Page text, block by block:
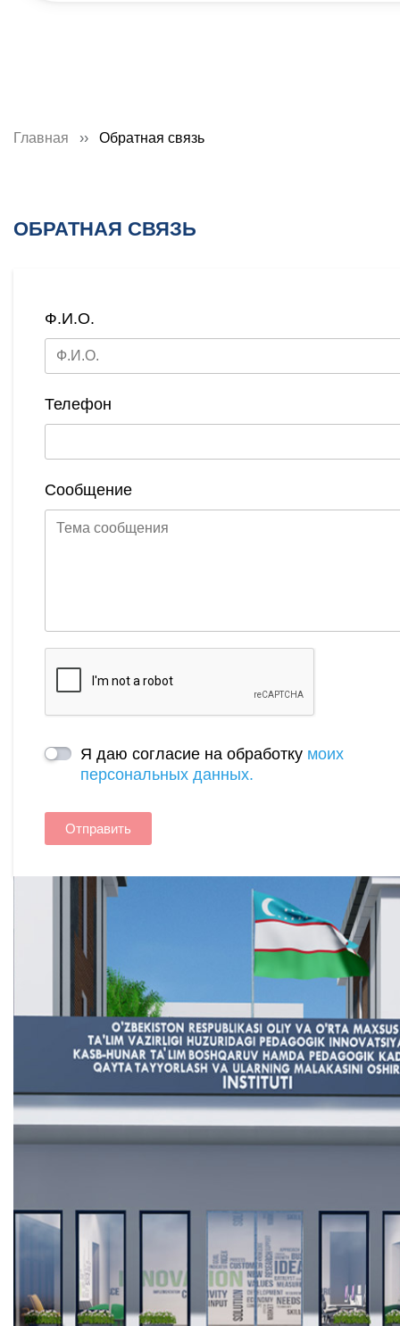
Главная Обратная связь
ОБРАТНАЯ СВЯЗЬ
Ф.И.О.
Телефон
Сообщение
Я даю согласие на обработку моих
персональных данных.
Отправить